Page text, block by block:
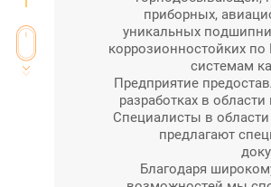
приборных,
уникальных
коррозионностойких
системам
Предприятие
разработках в
Специалисты в
предлагают
Благодаря